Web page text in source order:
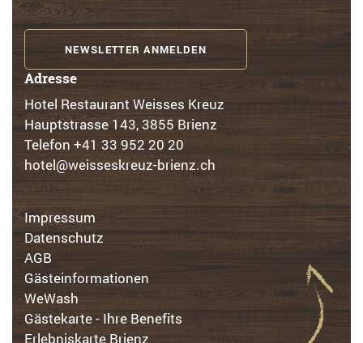
Adresse
Hotel Restaurant Weisses Kreuz
Hauptstrasse 143, 3855 Brienz
Telefon+41 33 952 20 20
hotel@weisseskreuz-brienz.ch
NEWSLETTER ANMELDEN
Impressum
Datenschutz
AGB
Gästeinformationen
WeWash
Gästekarte - Ihre Benefits
Erlebniskarte Brienz